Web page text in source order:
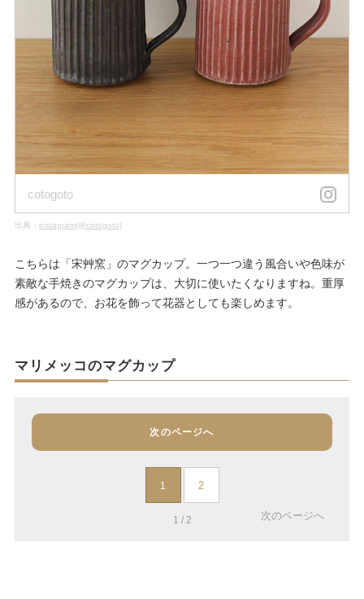
cotogoto
出典： instagram(@cotogoto)
こちらは「宋艸窯」のマグカップ。一つ一つ違う風合いや色味が
素敵な手焼きのマグカップは、大切に使いたくなりますね。重厚
感があるので、お花を飾って花器としても楽しめます。
マリメッコのマグカップ
次のページへ
1 2
1 / 2 次のページへ